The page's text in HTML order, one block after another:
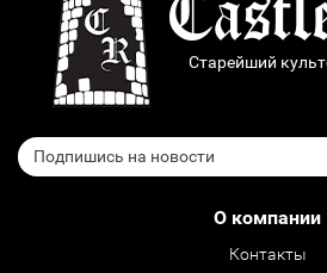
Старейший
О компании
Контакты